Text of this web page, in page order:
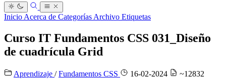
Inicio Acerca de Categorías Archivo Etiquetas
Curso IT Fundamentos CSS 031_Diseño
de cuadrícula Grid
Aprendizaje / Fundamentos CSS 16-02-2024
~12832